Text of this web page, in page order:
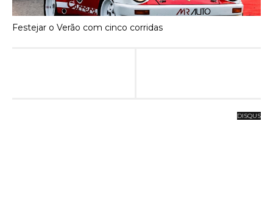
Festejar o Verão com cinco corridas
DISQUS